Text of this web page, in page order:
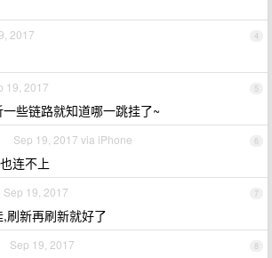
4
2017
5
19, 2017
些链路就知道哪一跳挂了~
6
Sep 19, 2017 via iPhone
连不上
7
Sep 19, 2017
刷新再刷新就好了
8
Sep 19, 2017